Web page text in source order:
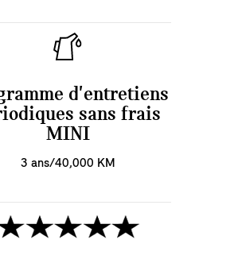
d'entretiens
sans frais
MINI
3 ans/40,000 KM